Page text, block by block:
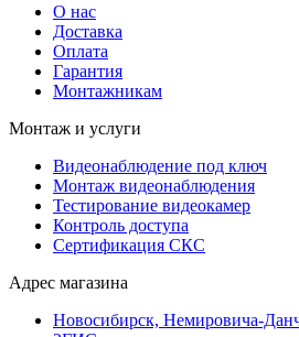
О нас
Доставка
Оплата
Гарантия
Монтажникам
Монтаж и услуги
Видеонаблюдение под ключ
Монтаж видеонаблюдения
Тестирование видеокамер
Контроль доступа
Сертификация СКС
Адрес магазина
Новосибирск, Немировича-